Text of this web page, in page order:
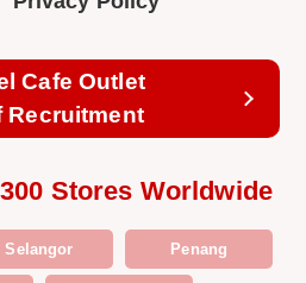
Cafe Outlet
Recruitment
Stores Worldwide
Selangor Penang